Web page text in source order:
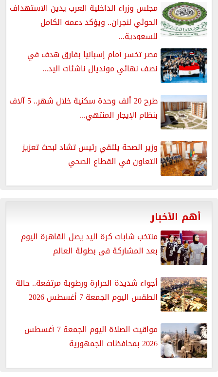
مجلس وزراء الداخلية العرب يدين الاستهداف
الحوثي لنجران.. ويؤكد دعمه الكامل
للسعودية...
مصر تخسر أمام إسبانيا بفارق هدف في
نصف نهائي مونديال ناشئات اليد...
طرح 20 ألف وحدة سكنية خلال شهر.. 5 آلاف
بنظام الإيجار المنتهي...
وزير الصحة يلتقي رئيس تشاد لبحث تعزيز
التعاون في القطاع الصحي
أهم الأخبار
منتخب شابات كرة اليد يصل القاهرة اليوم
بعد المشاركة فى بطولة العالم
أجواء شديدة الحرارة ورطوبة مرتفعة.. حالة
الطقس اليوم الجمعة 7 أغسطس 2026
مواقيت الصلاة اليوم الجمعة 7 أغسطس
2026 بمحافظات الجمهورية